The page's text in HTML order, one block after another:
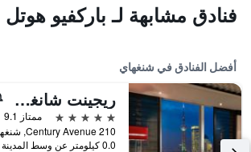
فنادق مشابهة لـ باركفيو
أفضل الفنادق في شنغهاي
ريجينت شانغهاي بودونج
5 نجوم
ممتاز 9.1
0.0 كيلومتر عن وسط المدينة